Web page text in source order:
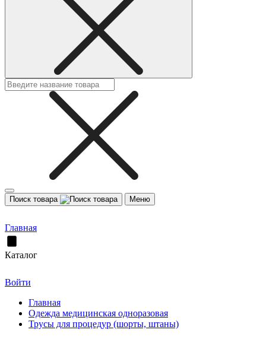
Поиск товара Меню
Главная
Каталог
Войти
Главная
Одежда медицинская одноразовая
Трусы для процедур (шорты, штаны)